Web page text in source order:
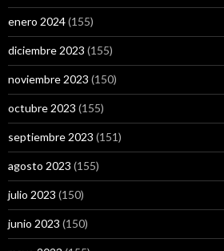
enero 2024(155)
diciembre 2023 (155)
noviembre 2023 (150)
octubre 2023 (155)
septiembre 2023 (151)
agosto 2023 (155)
julio 2023 (150)
junio 2023 (150)